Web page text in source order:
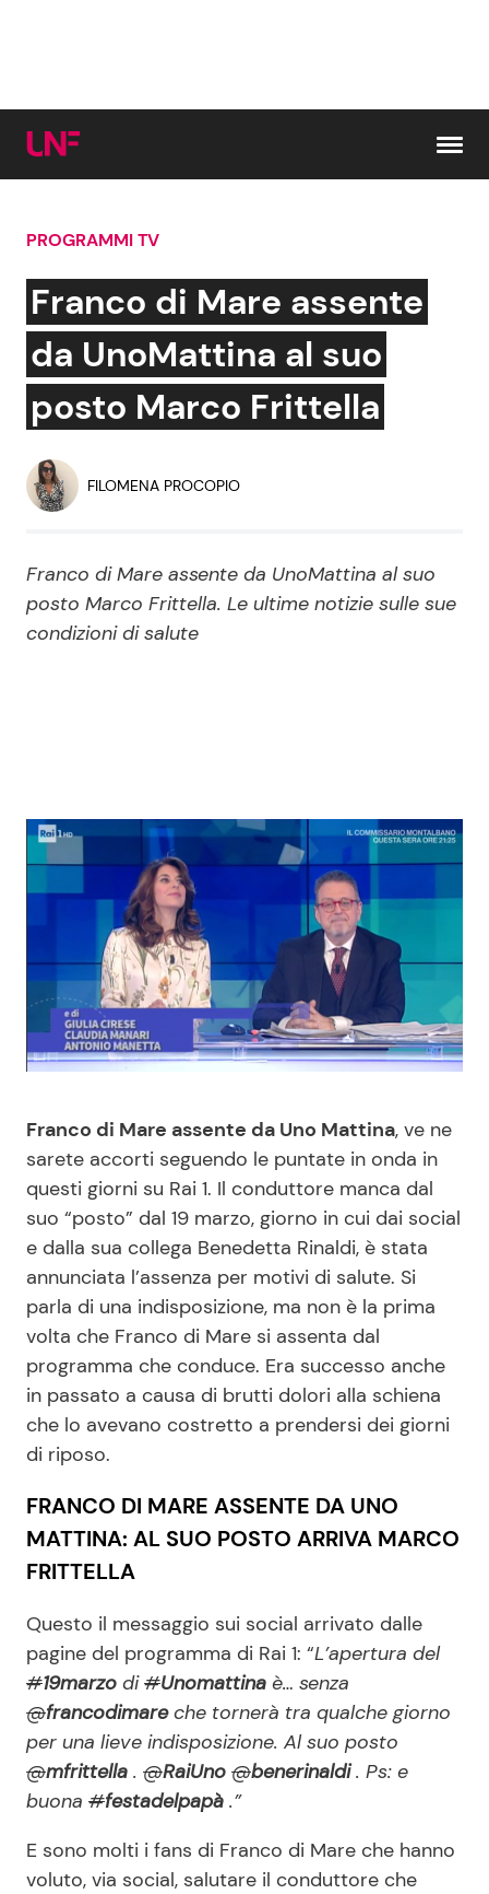
Cerca:
News e Cronaca
Attualità Italiana
Economia
Persone Scomparse
Politica
Gossip e TV
Bellezze VIP
Programmi TV
News Cinema
News Musica
News Spettacolo
News dal mondo
Benessere
Casa
Moda e Style
Mondo Mamma
News benessere
Salute
Viaggi e Turismo
Festività
Cucina e Ricette
Consigli di Cucina
Dolci
Le Ricette in TV
Primi Piatti
Ricette Facili e Veloci
Ricette Feste
Seguici
Info
Chi siamo
Disclaimer e Privacy
Redazione
Pubblicità
PROGRAMMI TV
Franco di Mare assente
da UnoMattina al suo
posto Marco Frittella
FILOMENA PROCOPIO
Franco di Mare assente da UnoMattina al suo
posto Marco Frittella. Le ultime notizie sulle sue
condizioni di salute
Franco di Mare assente da Uno Mattina, ve ne
sarete accorti seguendo le puntate in onda in
questi giorni su Rai 1. Il conduttore manca dal
suo “posto” dal 19 marzo, giorno in cui dai social
e dalla sua collega Benedetta Rinaldi, è stata
annunciata l’assenza per motivi di salute. Si
parla di una indisposizione, ma non è la prima
volta che Franco di Mare si assenta dal
programma che conduce. Era successo anche
in passato a causa di brutti dolori alla schiena
che lo avevano costretto a prendersi dei giorni
di riposo.
FRANCO DI MARE ASSENTE DA UNO
MATTINA: AL SUO POSTO ARRIVA MARCO
FRITTELLA
Questo il messaggio sui social arrivato dalle
pagine del programma di Rai 1: “L’apertura del
#19marzo di#Unomattina è… senza
@francodimareche tornerà tra qualche giorno
per una lieve indisposizione. Al suo posto
@mfrittella . @RaiUno @benerinaldi. Ps: e
buona #festadelpapà .”
E sono molti i fans di Franco di Mare che hanno
voluto, via social, salutare il conduttore che